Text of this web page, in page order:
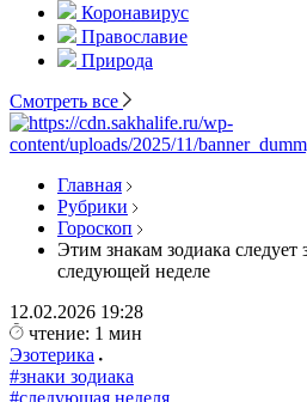
Коронавирус
Православие
Природа
Смотреть все
Главная
Рубрики
Гороскоп
Этим знакам зодиака следует
следующей неделе
12.02.2026 19:28
чтение: 1 мин
Эзотерика
#знаки зодиака
#следующая неделя